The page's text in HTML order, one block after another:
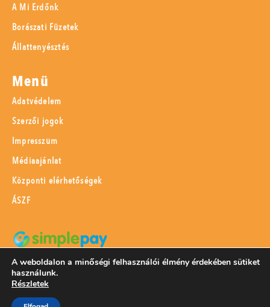
A Mi Erdőnk
Borászati Füzetek
Állattenyésztés
Menü
Adatvédelem
Szerzői jogok
Impresszum
Médiaajánlat
Központi elérhetőségek
ÁSZF
SimplePay adattovábbítási nyilatkozat
A weboldalon a minőségi felhasználói élmény érdekében sütiket
használunk.
Részletek